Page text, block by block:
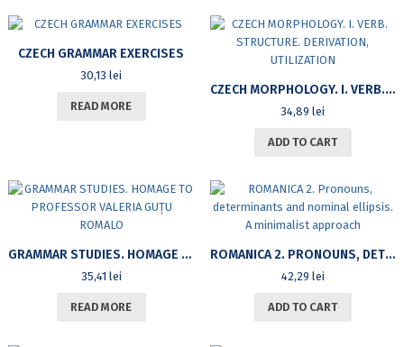
CZECH GRAMMAR EXERCISES
30,13lei
READ MORE
CZECH MORPHOLOGY. I. VERB. STRUCTURE. DERIVATION, UTILIZATION
34,89lei
ADD TO CART
GRAMMAR STUDIES. HOMAGE TO PROFESSOR VALERIA GUȚU ROMALO
35,41 lei
READ MORE
ROMANICA 2. PRONOUNS, DETERMINANTS AND NOMINAL ELLIPSIS. A MINIMALIST APPROACH
42,29 lei
ADD TO CART